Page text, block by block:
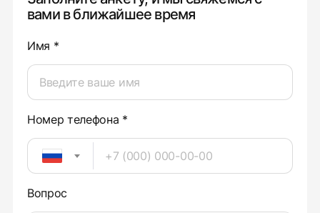
вами в ближайшее время
Имя *
Номер телефона *
Вопрос